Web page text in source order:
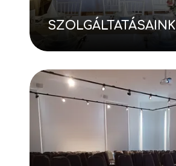
SZOLGÁLTATÁSAINK